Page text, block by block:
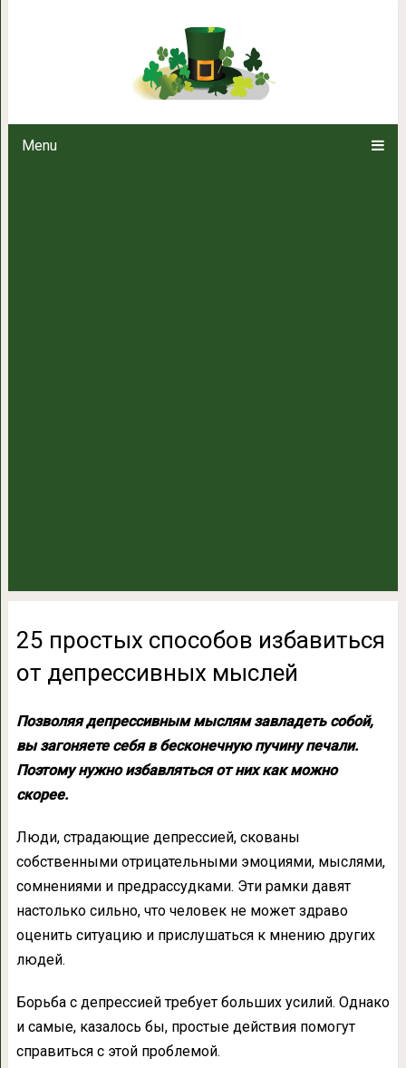
Menu
25 простых способов
25 простых способов избавиться
от депрессивных мыслей
Позволяя депрессивным мыслям завладеть собой,
вы загоняете себя в бесконечную пучину печали.
Поэтому нужно избавляться от них как можно
скорее.
Люди, страдающие депрессией, скованы
собственными отрицательными эмоциями, мыслями,
сомнениями и предрассудками. Эти рамки давят
настолько сильно, что человек не может здраво
оценить ситуацию и прислушаться к мнению других
людей.
Борьба с депрессией требует больших усилий. Однако
и самые, казалось бы, простые действия помогут
справиться с этой проблемой.